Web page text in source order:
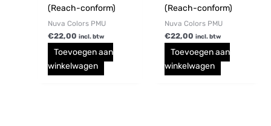
(Reach-conform)
Nuva Colors PMU
€22,00 incl. btw
Toevoegen aan
winkelwagen
(Reach-conform)
Nuva Colors PMU
€22,00 incl. btw
Toevoegen aan
winkelwagen